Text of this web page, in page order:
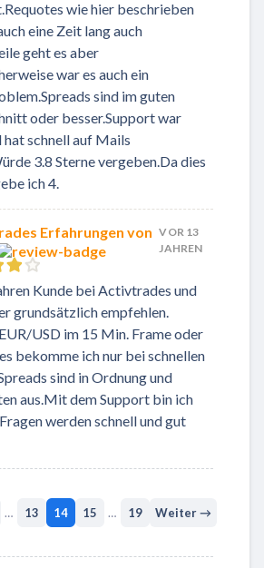
wie hier beschrieben
eine Zeit lang auch
geht es aber
war es auch ein
sind im guten
oder besser.Support war
hat schnell auf Mails
3.8 Sterne vergeben.Da dies
ich 4.
Erfahrungen von VOR 13
JAHREN
Kunde bei Activtrades und
grundsätzlich empfehlen.
USD im 15 Min. Frame oder
bekomme ich nur bei schnellen
sind in Ordnung und
aus.Mit dem Support bin ich
werden schnell und gut
… 13 14 15 … 19 Weiter →